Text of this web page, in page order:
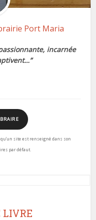
Port Maria
incarnée
site est renseigné dans son
par défaut.
LIVRE